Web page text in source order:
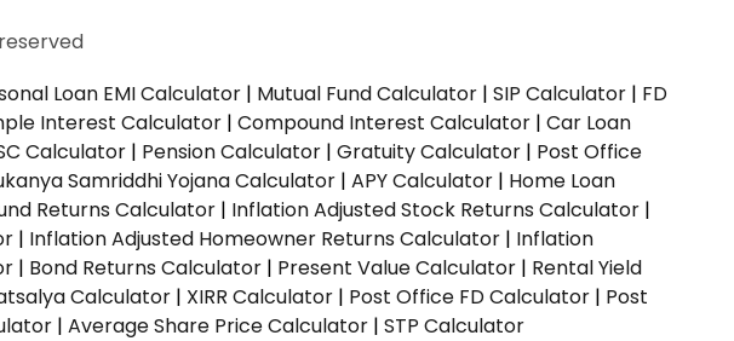
Loan EMI Calculator | Mutual Fund Calculator | SIP Calculator | FD
Interest Calculator | Compound Interest Calculator | Car Loan
Calculator | Pension Calculator | Gratuity Calculator | Post Office
Samriddhi Yojana Calculator | APY Calculator | Home Loan
Returns Calculator | Inflation Adjusted Stock Returns Calculator |
| Inflation Adjusted Homeowner Returns Calculator | Inflation
| Bond Returns Calculator | Present Value Calculator | Rental Yield
Calculator | XIRR Calculator | Post Office FD Calculator | Post
| Average Share Price Calculator | STP Calculator